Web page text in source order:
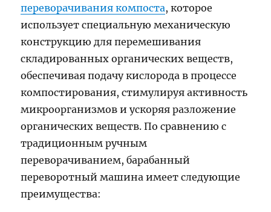
переворачивания компоста, которое
использует специальную механическую
конструкцию для перемешивания
складированных органических веществ,
обеспечивая подачу кислорода в процессе
компостирования, стимулируя активность
микроорганизмов и ускоряя разложение
органических веществ. По сравнению с
традиционным ручным
переворачиванием, барабанный
переворотный машина имеет следующие
преимущества: